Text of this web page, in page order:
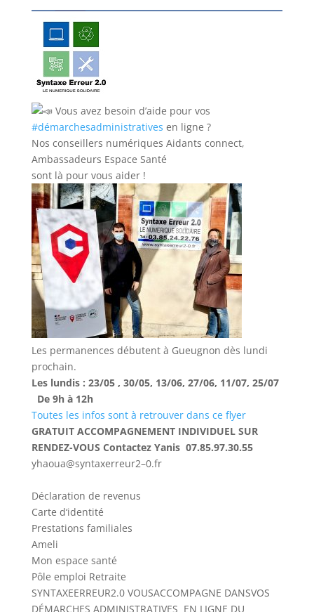
Vous avez besoin d’aide pour vos
#démarchesadministratives en ligne ?
Nos conseillers numériques Aidants connect,
Ambassadeurs Espace Santé
sont là pour vous aider !
Les permanences débutent à Gueugnon dès lundi
prochain.
Les lundis : 23/05 , 30/05, 13/06, 27/06, 11/07, 25/07
De 9h à 12h
Toutes les infos sont à retrouver dans ce flyer
GRATUIT ACCOMPAGNEMENT INDIVIDUEL SUR
RENDEZ-VOUS Contactez Yanis 07.85.97.30.55
yhaoua@syntaxerreur2–0.fr
Déclaration de revenus
Carte d‘identité
Prestations familiales
Ameli
Mon espace santé
Pôle emploi Retraite
SYNTAXEERREUR2.0 VOUSACCOMPAGNE DANSVOS
DÉMARCHES ADMINISTRATIVES EN LIGNE DU